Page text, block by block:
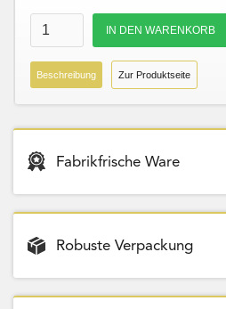
Beschreibung Zur Produktseite
Fabrikfrische Ware
Robuste Verpackung